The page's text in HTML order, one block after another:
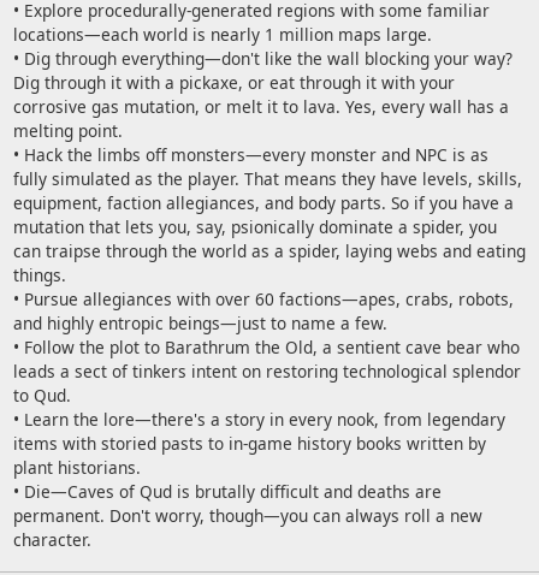
• Explore procedurally-generated regions with some familiar
locations—each world is nearly 1 million maps large.
• Dig through everything—don't like the wall blocking your way?
Dig through it with a pickaxe, or eat through it with your
corrosive gas mutation, or melt it to lava. Yes, every wall has a
melting point.
• Hack the limbs off monsters—every monster and NPC is as
fully simulated as the player. That means they have levels, skills,
equipment, faction allegiances, and body parts. So if you have a
mutation that lets you, say, psionically dominate a spider, you
can traipse through the world as a spider, laying webs and eating
things.
• Pursue allegiances with over 60 factions—apes, crabs, robots,
and highly entropic beings—just to name a few.
• Follow the plot to Barathrum the Old, a sentient cave bear who
leads a sect of tinkers intent on restoring technological splendor
to Qud.
• Learn the lore—there's a story in every nook, from legendary
items with storied pasts to in-game history books written by
plant historians.
• Die—Caves of Qud is brutally difficult and deaths are
permanent. Don't worry, though—you can always roll a new
character.